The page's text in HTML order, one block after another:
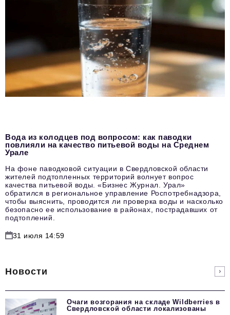
Вода из колодцев под вопросом: как паводки
повлияли на качество питьевой воды на Среднем
Урале
На фоне паводковой ситуации в Свердловской области
жителей подтопленных территорий волнует вопрос
качества питьевой воды. «Бизнес Журнал. Урал»
обратился в региональное управление Роспотребнадзора,
чтобы выяснить, проводится ли проверка воды и насколько
безопасно ее использование в районах, пострадавших от
подтоплений.
31 июля 14:59
Новости
Очаги возгорания на складе Wildberries в
Свердловской области локализованы